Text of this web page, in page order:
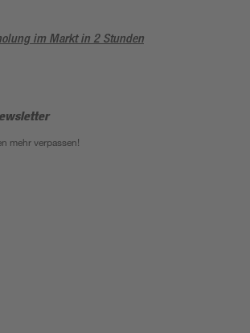
im Markt in 2 Stunden
mehr verpassen!